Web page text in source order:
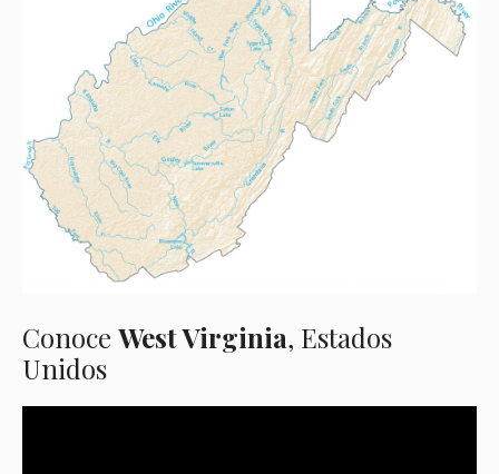
Conoce West Virginia, Estados
Unidos